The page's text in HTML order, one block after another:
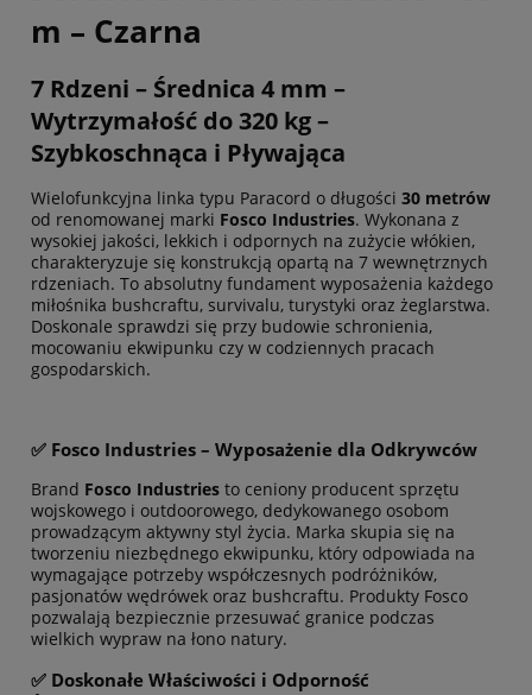
m – Czarna
7 Rdzeni – Średnica 4 mm –
Wytrzymałość do 320 kg –
Szybkoschnąca i Pływająca
Wielofunkcyjna linka typu Paracord o długości 30 metrów
od renomowanej marki Fosco Industries. Wykonana z
wysokiej jakości, lekkich i odpornych na zużycie włókien,
charakteryzuje się konstrukcją opartą na 7 wewnętrznych
rdzeniach. To absolutny fundament wyposażenia każdego
miłośnika bushcraftu, survivalu, turystyki oraz żeglarstwa.
Doskonale sprawdzi się przy budowie schronienia,
mocowaniu ekwipunku czy w codziennych pracach
gospodarskich.
✅ Fosco Industries – Wyposażenie dla Odkrywców
Brand Fosco Industries to ceniony producent sprzętu
wojskowego i outdoorowego, dedykowanego osobom
prowadzącym aktywny styl życia. Marka skupia się na
tworzeniu niezbędnego ekwipunku, który odpowiada na
wymagające potrzeby współczesnych podróżników,
pasjonatów wędrówek oraz bushcraftu. Produkty Fosco
pozwalają bezpiecznie przesuwać granice podczas
wielkich wypraw na łono natury.
✅ Doskonałe Właściwości i Odporność